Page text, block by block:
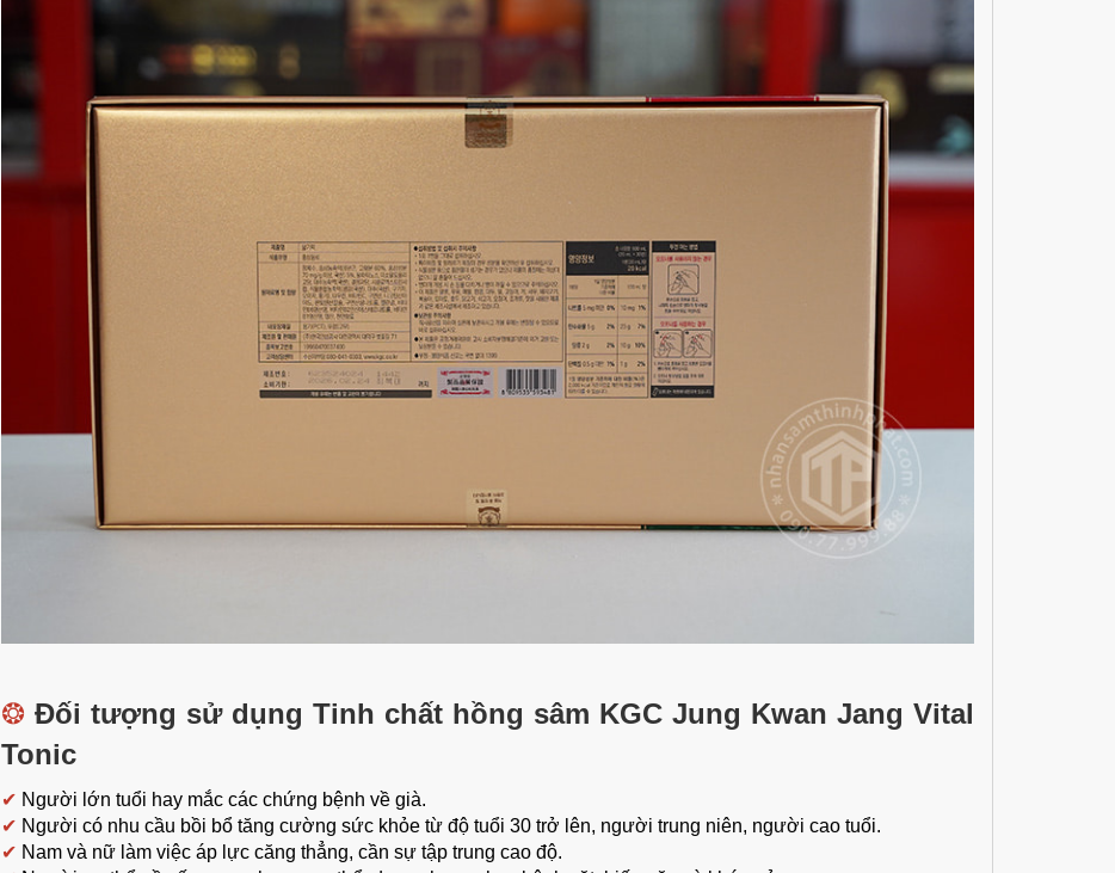
❂ Đối tượng sử dụng Tinh chất hồng sâm KGC Jung Kwan Jang Vital
Tonic
✔ Người lớn tuổi hay mắc các chứng bệnh về già.
✔ Người có nhu cầu bồi bổ tăng cường sức khỏe từ độ tuổi 30 trở lên, người trung niên, người cao tuổi.
✔ Nam và nữ làm việc áp lực căng thẳng, cần sự tập trung cao độ.